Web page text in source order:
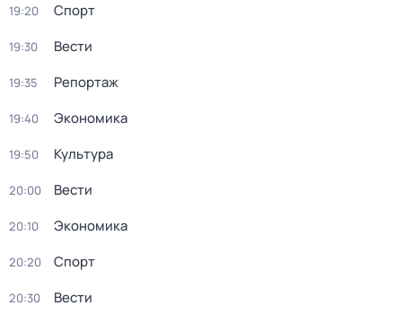
19:20 Спорт
19:30 Вести
19:35 Репортаж
19:40 Экономика
19:50 Культура
20:00 Вести
20:10 Экономика
20:20 Спорт
20:30 Вести